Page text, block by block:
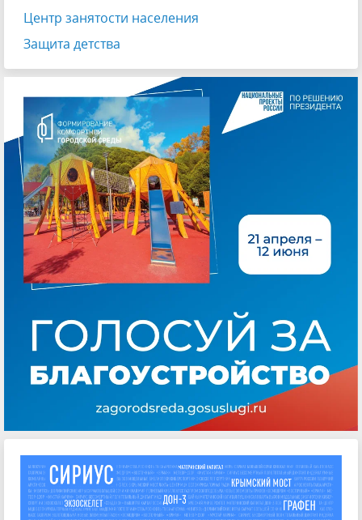
Центр занятости населения
Защита детства